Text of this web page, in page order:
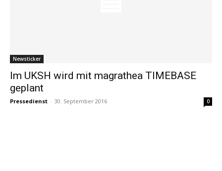
Newsticker
Im UKSH wird mit magrathea TIMEBASE
geplant
Pressedienst - 30. September 2016 0